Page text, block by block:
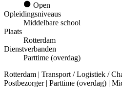
Open
Opleidingsniveaus
Middelbare school
Plaats
Rotterdam
Dienstverbanden
Parttime (overdag)
Rotterdam | Transport / Logistiek /
Postbezorger | Parttime (overdag) |